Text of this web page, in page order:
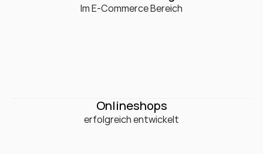
0+
Im E-Commerce Bereich
0+
Onlineshops
erfolgreich entwickelt